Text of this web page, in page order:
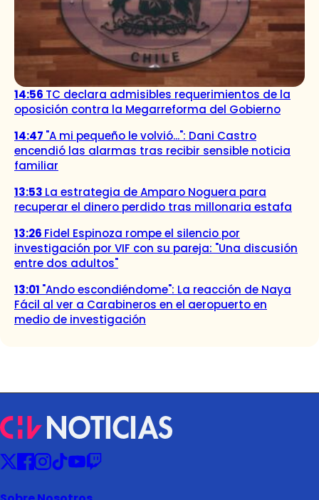
14:56 TC declara admisibles requerimientos de la
oposición contra la Megarreforma del Gobierno
14:47 "A mi pequeño le volvió...": Dani Castro
encendió las alarmas tras recibir sensible noticia
familiar
13:53 La estrategia de Amparo Noguera para
recuperar el dinero perdido tras millonaria estafa
13:26 Fidel Espinoza rompe el silencio por
investigación por VIF con su pareja: "Una discusión
entre dos adultos"
13:01 "Ando escondiéndome": La reacción de Naya
Fácil al ver a Carabineros en el aeropuerto en
medio de investigación